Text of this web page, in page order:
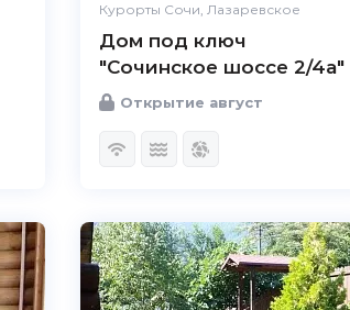
Курорты Сочи, Лазаревское
Дом под ключ
"Сочинское шоссе 2/4а"
Открытие август